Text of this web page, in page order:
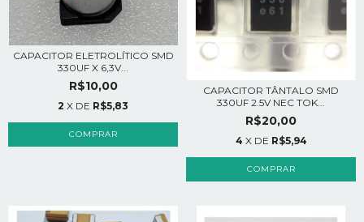
CAPACITOR ELETROLÍTICO SMD
330UF X 6,3V...
R$10,00
2 X DE R$5,83
CAPACITOR TÂNTALO SMD
330UF 2.5V NEC TOK...
R$20,00
4 X DE R$5,94
COMPRAR